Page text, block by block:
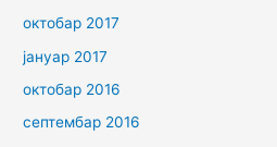
октобар 2017
јануар 2017
октобар 2016
септембар 2016